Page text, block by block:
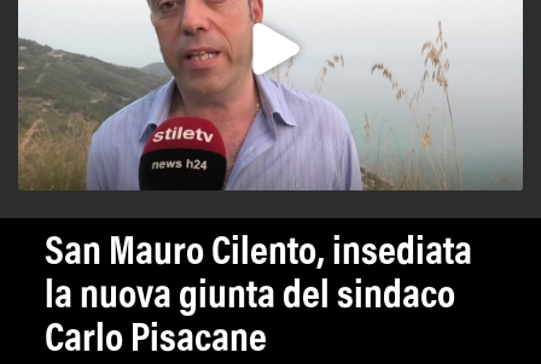
San Mauro Cilento, insediata
la nuova giunta del sindaco
Carlo Pisacane